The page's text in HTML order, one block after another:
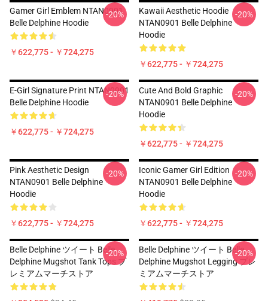
Gamer Girl Emblem NTAN0901
Belle Delphine Hoodie
￥622,775 - ￥724,275
-20%
Kawaii Aesthetic Hoodie
NTAN0901 Belle Delphine
Hoodie
￥622,775 - ￥724,275
-20%
E-Girl Signature Print NTAN0901
Belle Delphine Hoodie
￥622,775 - ￥724,275
-20%
Cute And Bold Graphic
NTAN0901 Belle Delphine
Hoodie
￥622,775 - ￥724,275
-20%
Pink Aesthetic Design
NTAN0901 Belle Delphine
Hoodie
￥622,775 - ￥724,275
-20%
Iconic Gamer Girl Edition
NTAN0901 Belle Delphine
Hoodie
￥622,775 - ￥724,275
-20%
Belle Delphine ツイート Belle
Delphine Mugshot Tank Tops プ
レミアムマーチストア
-20%
Belle Delphine ツイート Belle
Delphine Mugshot Legging プレ
ミアムマーチストア
-20%